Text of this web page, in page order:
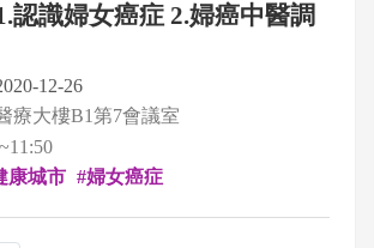
認識婦女癌症 2.婦癌中醫調
12-26
療大樓B1第7會議室
康城市 #婦女癌症